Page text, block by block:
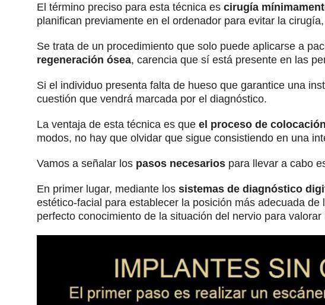
El término preciso para esta técnica es cirugía
planifican previamente en el ordenador para evitar la
Se trata de un procedimiento que solo puede aplicarse a
regeneración ósea, carencia que sí está presente en las
Si el individuo presenta falta de hueso que garantice una
cuestión que vendrá marcada por el diagnóstico.
La ventaja de esta técnica es que el proceso de
modos, no hay que olvidar que sigue consistiendo en una
Vamos a señalar los pasos necesarios para llevar a cabo
En primer lugar, mediante los sistemas de diagnóstico
estético-facial para establecer la posición más adecuada
perfecto conocimiento de la situación del nervio para